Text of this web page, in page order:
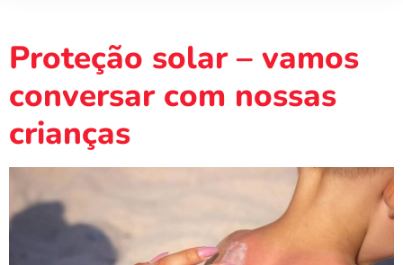
Proteção solar – vamos
conversar com nossas
crianças